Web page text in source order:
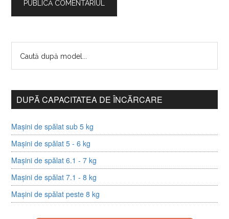
DUPĂ CAPACITATEA DE ÎNCĂRCARE
Mașini de spălat sub 5 kg
Mașini de spălat 5 - 6 kg
Mașini de spălat 6.1 - 7 kg
Mașini de spălat 7.1 - 8 kg
Mașini de spălat peste 8 kg